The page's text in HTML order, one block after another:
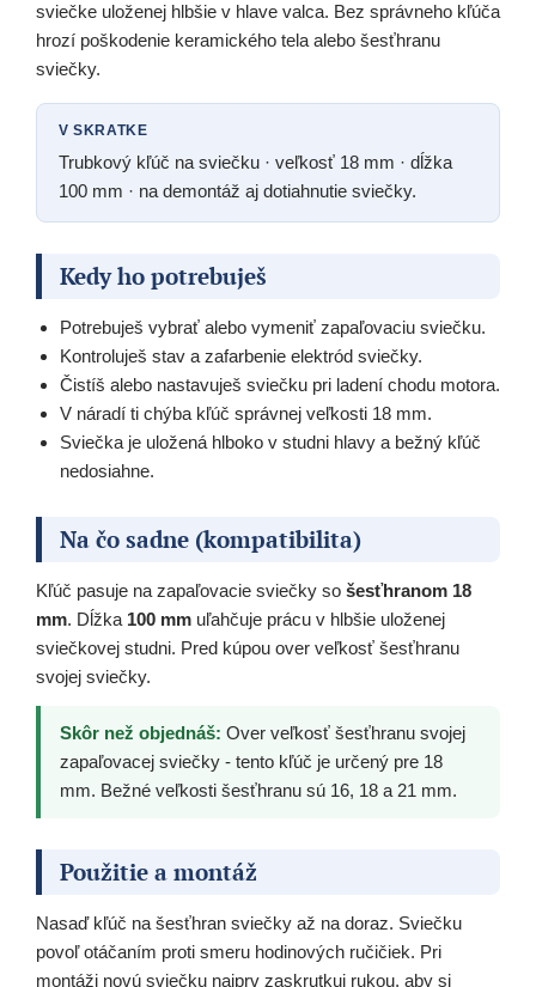
sviečke uloženej hlbšie v hlave valca. Bez správneho kľúča
hrozí poškodenie keramického tela alebo šesťhranu
sviečky.
V SKRATKE
Trubkový kľúč na sviečku · veľkosť 18 mm · dĺžka
100 mm · na demontáž aj dotiahnutie sviečky.
Kedy ho potrebuješ
Potrebuješ vybrať alebo vymeniť zapaľovaciu sviečku.
Kontroluješ stav a zafarbenie elektród sviečky.
Čistíš alebo nastavuješ sviečku pri ladení chodu motora.
V náradí ti chýba kľúč správnej veľkosti 18 mm.
Sviečka je uložená hlboko v studni hlavy a bežný kľúč
nedosiahne.
Na čo sadne (kompatibilita)
Kľúč pasuje na zapaľovacie sviečky so šesťhranom 18
mm. Dĺžka 100 mm uľahčuje prácu v hlbšie uloženej
sviečkovej studni. Pred kúpou over veľkosť šesťhranu
svojej sviečky.
Skôr než objednáš: Over veľkosť šesťhranu svojej
zapaľovacej sviečky - tento kľúč je určený pre 18
mm. Bežné veľkosti šesťhranu sú 16, 18 a 21 mm.
Použitie a montáž
Nasaď kľúč na šesťhran sviečky až na doraz. Sviečku
povoľ otáčaním proti smeru hodinových ručičiek. Pri
montáži novú sviečku najprv zaskrutkuj rukou, aby si